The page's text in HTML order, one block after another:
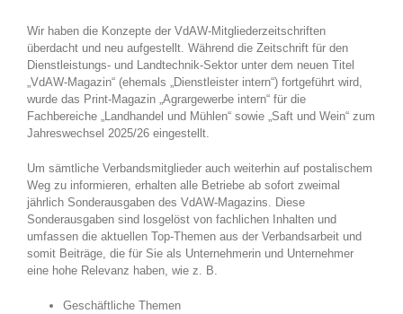
Wir haben die Konzepte der VdAW-Mitgliederzeitschriften
überdacht und neu aufgestellt. Während die Zeitschrift für den
Dienstleistungs- und Landtechnik-Sektor unter dem neuen Titel
„VdAW-Magazin“ (ehemals „Dienstleister intern“) fortgeführt wird,
wurde das Print-Magazin „Agrargewerbe intern“ für die
Fachbereiche „Landhandel und Mühlen“ sowie „Saft und Wein“ zum
Jahreswechsel 2025/26 eingestellt.
Um sämtliche Verbandsmitglieder auch weiterhin auf postalischem
Weg zu informieren, erhalten alle Betriebe ab sofort zweimal
jährlich Sonderausgaben des VdAW-Magazins. Diese
Sonderausgaben sind losgelöst von fachlichen Inhalten und
umfassen die aktuellen Top-Themen aus der Verbandsarbeit und
somit Beiträge, die für Sie als Unternehmerin und Unternehmer
eine hohe Relevanz haben, wie z. B.
Geschäftliche Themen